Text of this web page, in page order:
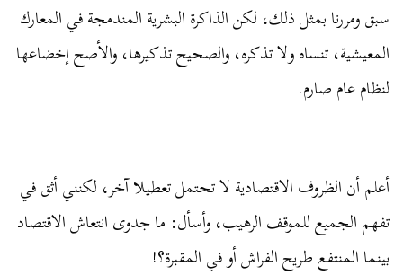
سبق ومررنا بمثل ذلك، لكن الذاكرة البشرية المندمجة في المعارك
المعيشية، تنساه ولا تذكره، والصحيح تذكيرها، والأصح إخضاعها
لنظام عام صارم.
أعلم أن الظروف الاقتصادية لا تحتمل تعطيلا آخر، لكنني أثق في
تفهم الجميع للموقف الرهيب، وأسأل: ما جدوى انتعاش الاقتصاد
بينما المنتفع طريح الفراش أو في المقبرة؟!